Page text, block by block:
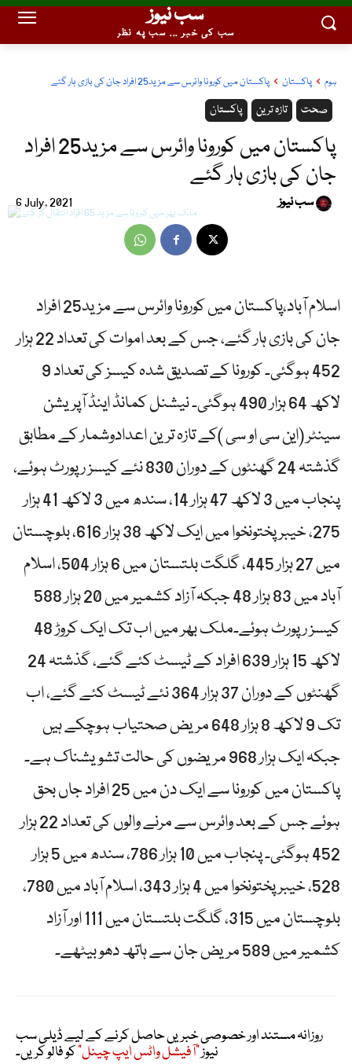
سب نیوز
سب کی خبر ... سب پہ نظر
ہوم پاکستان پاکستان میں کورونا وائرس سے مزید25 افراد جان کی بازی ہار گئے
پاکستان تازہ ترین صحت
پاکستان میں کورونا وائرس سے مزید25 افراد
جان کی بازی ہار گئے
6 July, 2021 سب نیوز
اسلام آباد،پاکستان میں کورونا وائرس سے مزید25 افراد
جان کی بازی ہار گئے، جس کے بعد اموات کی تعداد 22 ہزار
452 ہوگئی۔ کورونا کے تصدیق شدہ کیسز کی تعداد 9
لاکھ 64 ہزار 490 ہوگئی۔ نیشنل کمانڈ اینڈ آپریشن
سینٹر (این سی او سی )کے تازہ ترین اعدادوشمار کے مطابق
گذشتہ 24 گھنٹوں کے دوران 830 نئے کیسز رپورٹ ہوئے،
پنجاب میں 3 لاکھ 47 ہزار 14، سندھ میں 3 لاکھ 41 ہزار
275، خیبر پختونخوا میں ایک لاکھ 38 ہزار 616، بلوچستان
میں 27 ہزار 445، گلگت بلتستان میں 6 ہزار 504، اسلام
آباد میں 83 ہزار 48 جبکہ آزاد کشمیر میں 20 ہزار 588
کیسز رپورٹ ہوئے۔ملک بھر میں اب تک ایک کروڑ 48
لاکھ 15 ہزار 639 افراد کے ٹیسٹ کئے گئے، گذشتہ 24
گھنٹوں کے دوران 37 ہزار 364 نئے ٹیسٹ کئے گئے، اب
تک 9 لاکھ 8 ہزار 648 مریض صحتیاب ہوچکے ہیں
جبکہ ایک ہزار 968 مریضوں کی حالت تشویشناک ہے۔
پاکستان میں کورونا سے ایک دن میں 25 افراد جاں بحق
ہوئے جس کے بعد وائرس سے مرنے والوں کی تعداد 22 ہزار
452 ہوگئی۔ پنجاب میں 10 ہزار 786، سندھ میں 5 ہزار
528، خیبر پختونخوا میں 4 ہزار 343، اسلام آباد میں 780،
بلوچستان میں 315، گلگت بلتستان میں 111 اور آزاد
کشمیر میں 589 مریض جان سے ہاتھ دھو بیٹھے۔
روزانہ مستند اور خصوصی خبریں حاصل کرنے کے لیے ڈیلی سب
نیوز"آفیشل واٹس ایپ چینل"کو فالو کریں۔